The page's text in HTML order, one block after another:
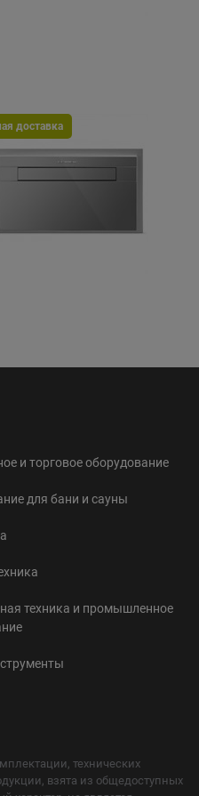
доставка
и торговое оборудование
для бани и сауны
техника и промышленное
технических
взята из общедоступных